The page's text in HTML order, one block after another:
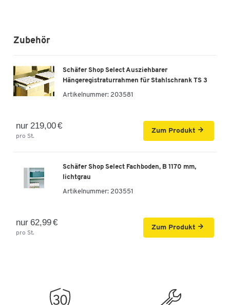
Zubehör
Schäfer Shop Select Ausziehbarer
Hängeregistraturrahmen für Stahlschrank TS 3
Artikelnummer: 203581
nur 219,00 €
pro St.
Zum Produkt
Schäfer Shop Select Fachboden, B 1170 mm,
lichtgrau
Artikelnummer: 203551
nur 62,99 €
pro St.
Zum Produkt